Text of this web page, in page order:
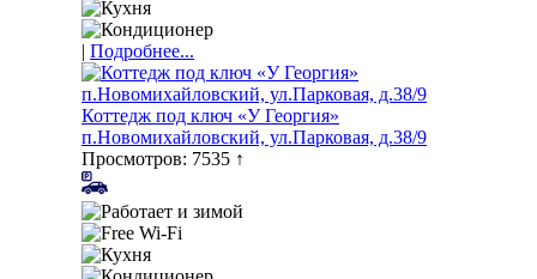
| Подробнее...
Коттедж под ключ «У Георгия»
п.Новомихайловский, ул.Парковая, д.38/9
Просмотров: 7535 ↑